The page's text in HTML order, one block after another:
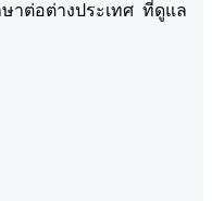
าต่อต่างประเทศ ที่ดูแล